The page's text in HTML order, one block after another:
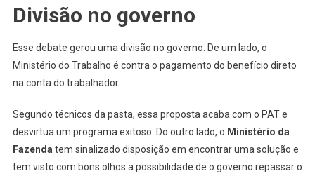
Divisão no governo
Esse debate gerou uma divisão no governo. De um lado, o
Ministério do Trabalho é contra o pagamento do benefício direto
na conta do trabalhador.
Segundo técnicos da pasta, essa proposta acaba com o PAT e
desvirtua um programa exitoso. Do outro lado, o Ministério da
Fazenda tem sinalizado disposição em encontrar uma solução e
tem visto com bons olhos a possibilidade de o governo repassar o